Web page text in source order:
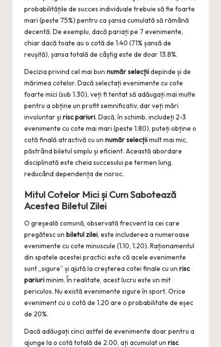
probabilitățile de succes individuale trebuie să fie foarte
mari (peste 75%) pentru ca șansa cumulată să rămână
decentă. De exemplu, dacă pariați pe 7 evenimente,
chiar dacă toate au o cotă de 1.40 (71% șansă de
reușită), șansa totală de câștig este de doar 13.8%.
Decizia privind cel mai bun număr selecțiidepinde și de
mărimea cotelor. Dacă selectați evenimente cu cote
foarte mici (sub 1.30), veți fi tentat să adăugați mai multe
pentru a obține un profit semnificativ, dar veți mări
involuntar și risc pariuri. Dacă, în schimb, includeți 2-3
evenimente cu cote mai mari (peste 1.80), puteți obține o
cotă finală atractivă cu un număr selecțiimult mai mic,
păstrând biletul simplu și eficient. Această abordare
disciplinată este cheia succesului pe termen lung,
reducând dependența de noroc.
Mitul Cotelor Mici și Cum Sabotează
Acestea Biletul Zilei
O greșeală comună, observată frecvent la cei care
pregătesc un biletul zilei, este includerea a numeroase
evenimente cu cote minuscule (1.10, 1.20). Raționamentul
din spatele acestei practici este că acele evenimente
sunt „sigure” și ajută la creșterea cotei finale cu un risc
pariuriminim. În realitate, acest lucru este un mit
periculos. Nu există evenimente sigure în sport. Orice
eveniment cu o cotă de 1.20 are o probabilitate de eșec
de 20%.
Dacă adăugați cinci astfel de evenimente doar pentru a
ajunge la o cotă totală de 2.00, ați acumulat un risc